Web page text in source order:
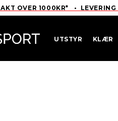
OVER 1000KR* • LEVERING
UTSTYR KLÆR